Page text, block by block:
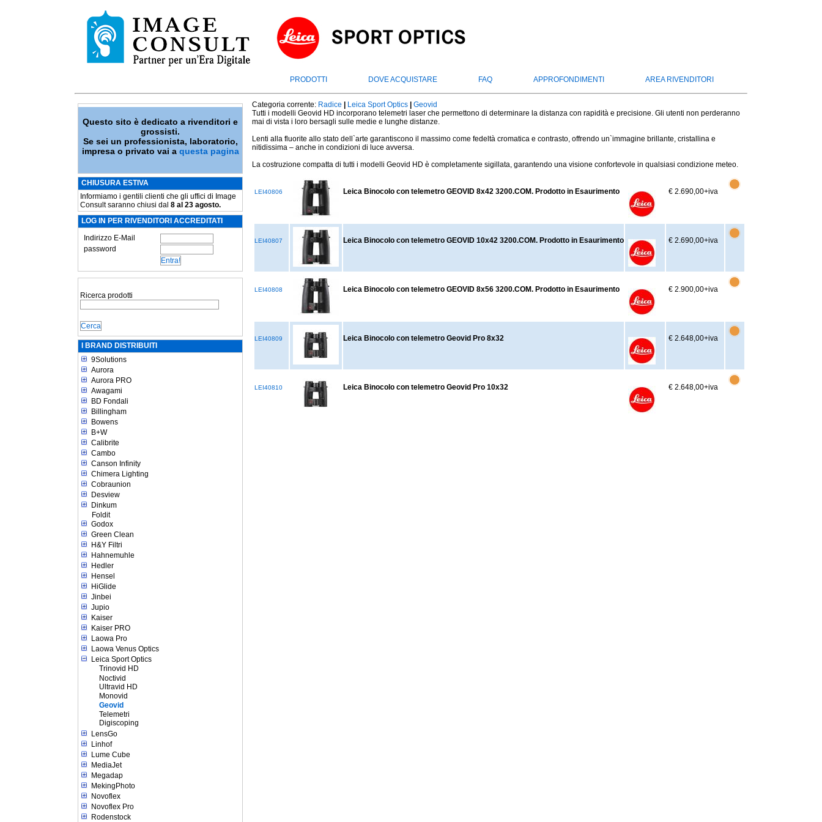
PRODOTTI DOVE ACQUISTARE FAQ APPROFONDIMENTI AREA RIVENDITORI
Questo sito è dedicato a rivenditori e
grossisti.
Se sei un professionista, laboratorio,
impresa o privato vai a questa pagina
CHIUSURA ESTIVA
Informiamo i gentili clienti che gli uffici di Image
Consult saranno chiusi dal 8 al 23 agosto.
LOG IN PER RIVENDITORI ACCREDITATI
Indirizzo E-Mail
password
Ricerca prodotti
I BRAND DISTRIBUITI
9Solutions
Aurora
Aurora PRO
Awagami
BD Fondali
Billingham
Bowens
B+W
Calibrite
Cambo
Canson Infinity
Chimera Lighting
Cobraunion
Desview
Dinkum
Foldit
Godox
Green Clean
H&Y Filtri
Hahnemuhle
Hedler
Hensel
HiGlide
Jinbei
Jupio
Kaiser
Kaiser PRO
Laowa Pro
Laowa Venus Optics
Leica Sport Optics
Trinovid HD
Noctivid
Ultravid HD
Monovid
Geovid
Telemetri
Digiscoping
LensGo
Linhof
Lume Cube
MediaJet
Megadap
MekingPhoto
Novoflex
Novoflex Pro
Rodenstock
Categoria corrente: Radice Leica Sport Optics
Geovid
Tutti i modelli Geovid HD incorporano telemetri laser che permettono di determinare la distanza con rapidità e precisione. Gli utenti non perderanno
mai di vista i loro bersagli sulle medie e lunghe distanze.
Lenti alla fluorite allo stato dell`arte garantiscono il massimo come fedeltà cromatica e contrasto, offrendo un`immagine brillante, cristallina e
nitidissima – anche in condizioni di luce avversa.
La costruzione compatta di tutti i modelli Geovid HD è completamente sigillata, garantendo una visione confortevole in qualsiasi condizione meteo.
LEI40806 Leica Binocolo con telemetro GEOVID 8x42 3200.COM. Prodotto in Esaurimento € 2.690,00+iva
LEI40807 Leica Binocolo con telemetro GEOVID 10x42 3200.COM. Prodotto in Esaurimento € 2.690,00+iva
LEI40808 Leica Binocolo con telemetro GEOVID 8x56 3200.COM. Prodotto in Esaurimento € 2.900,00+iva
LEI40809 Leica Binocolo con telemetro Geovid Pro 8x32 € 2.648,00+iva
LEI40810 Leica Binocolo con telemetro Geovid Pro 10x32 € 2.648,00+iva